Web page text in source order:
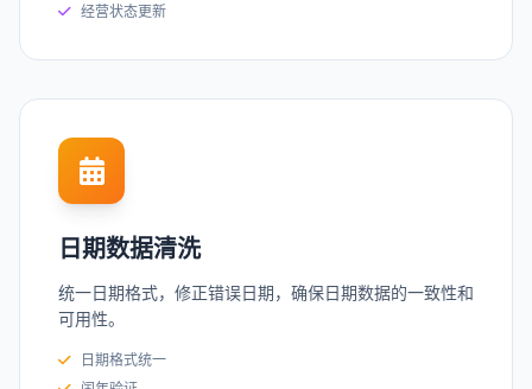
经营状态更新
日期数据清洗
统一日期格式，修正错误日期，确保日期数据的一致性和
可用性。
日期格式统一